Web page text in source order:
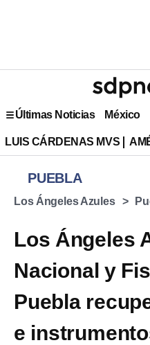
Últimas Noticias México
LUIS CÁRDENAS MVS
PUEBLA
Los Ángeles Azules
Los Ángeles
Nacional y
Puebla
e